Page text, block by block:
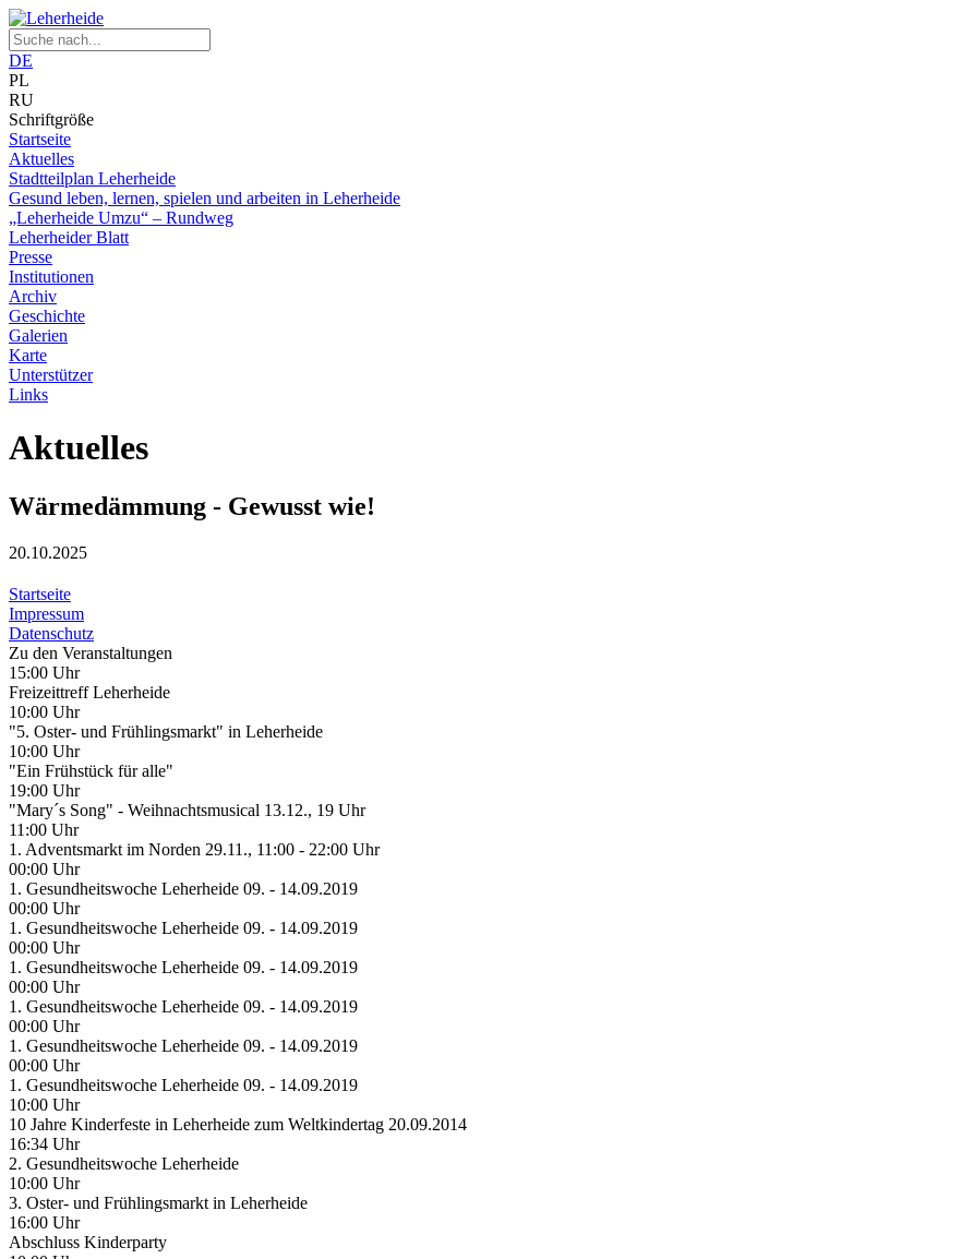
DE
PL
RU
Schriftgröße
Startseite
Aktuelles
Stadtteilplan Leherheide
Gesund leben, lernen, spielen und arbeiten in Leherheide
„Leherheide Umzu“ – Rundweg
Leherheider Blatt
Presse
Institutionen
Archiv
Geschichte
Galerien
Karte
Unterstützer
Links
Aktuelles
Wärmedämmung - Gewusst wie!
20.10.2025
Startseite
Impressum
Datenschutz
Zu den Veranstaltungen
15:00 Uhr
Freizeittreff Leherheide
10:00 Uhr
"5. Oster- und Frühlingsmarkt" in Leherheide
10:00 Uhr
"Ein Frühstück für alle"
19:00 Uhr
"Mary´s Song" - Weihnachtsmusical 13.12., 19 Uhr
11:00 Uhr
1. Adventsmarkt im Norden 29.11., 11:00 - 22:00 Uhr
00:00 Uhr
1. Gesundheitswoche Leherheide 09. - 14.09.2019
00:00 Uhr
1. Gesundheitswoche Leherheide 09. - 14.09.2019
00:00 Uhr
1. Gesundheitswoche Leherheide 09. - 14.09.2019
00:00 Uhr
1. Gesundheitswoche Leherheide 09. - 14.09.2019
00:00 Uhr
1. Gesundheitswoche Leherheide 09. - 14.09.2019
00:00 Uhr
1. Gesundheitswoche Leherheide 09. - 14.09.2019
10:00 Uhr
10 Jahre Kinderfeste in Leherheide zum Weltkindertag 20.09.2014
16:34 Uhr
2. Gesundheitswoche Leherheide
10:00 Uhr
3. Oster- und Frühlingsmarkt in Leherheide
16:00 Uhr
Abschluss Kinderparty